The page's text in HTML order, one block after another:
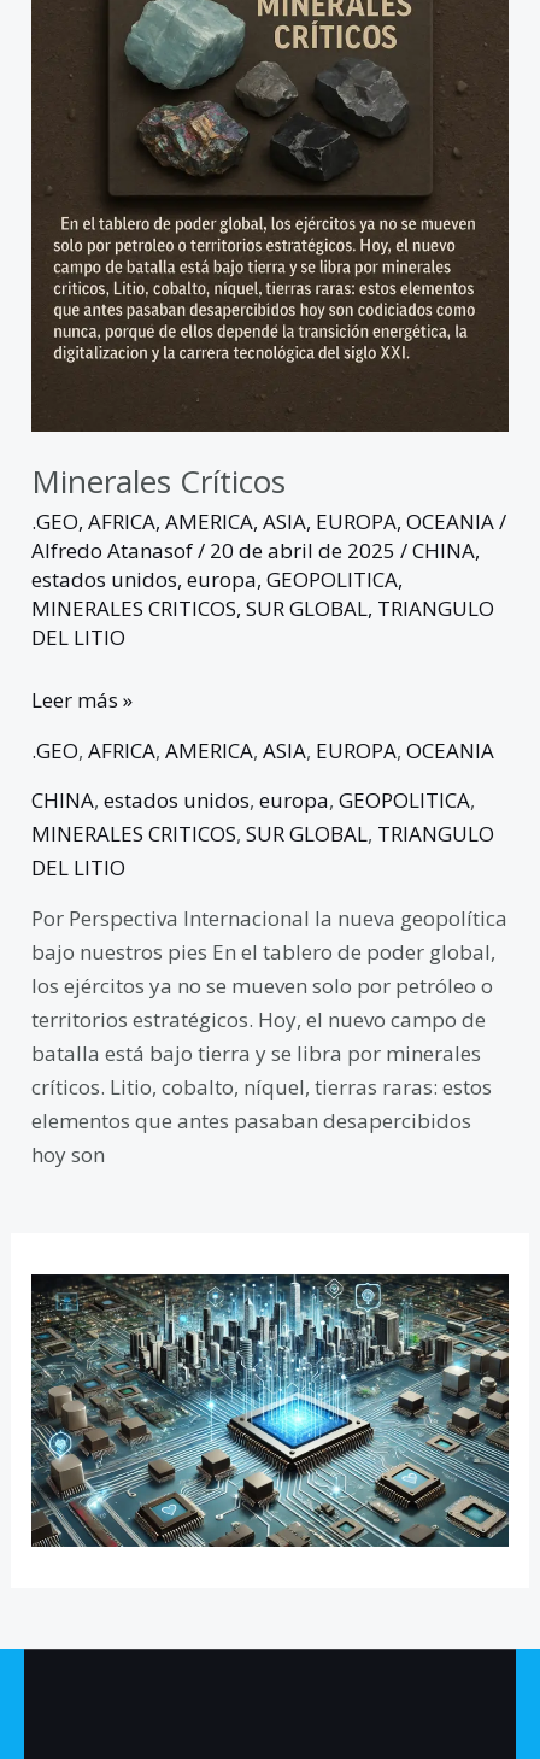
Minerales Críticos
.GEO,AFRICA,AMERICA,ASIA, EUROPA,OCEANIA/
Alfredo Atanasof/ 20 de abril de 2025/CHINA,
estados unidos,europa,GEOPOLITICA,
MINERALES CRITICOS,SUR GLOBAL, TRIANGULO
DEL LITIO
Leer más »
.GEO,AFRICA,AMERICA,ASIA, EUROPA,OCEANIA
CHINA,estados unidos,europa,GEOPOLITICA,
MINERALES CRITICOS,SUR GLOBAL, TRIANGULO
DEL LITIO
Por Perspectiva Internacional la nueva geopolítica
bajo nuestros pies En el tablero de poder global,
los ejércitos ya no se mueven solo por petróleo o
territorios estratégicos. Hoy, el nuevo campo de
batalla está bajo tierra y se libra por minerales
críticos. Litio, cobalto, níquel, tierras raras: estos
elementos que antes pasaban desapercibidos
hoy son